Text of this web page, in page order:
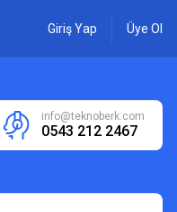
Giriş Yap Üye Ol
info@teknoberk.com
0543 212 2467